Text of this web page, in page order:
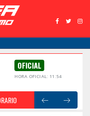
OFICIAL
HORA OFICIAL: 11:54